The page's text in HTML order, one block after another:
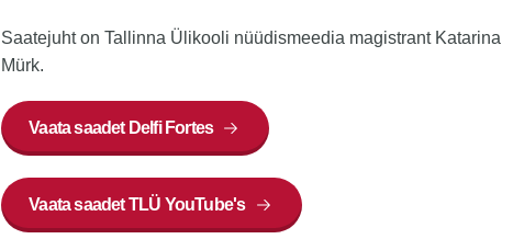
Saatejuht on Tallinna Ülikooli nüüdismeedia magistrant Katarina
Mürk.
Vaata saadet Delfi Fortes
Vaata saadet TLÜ YouTube's